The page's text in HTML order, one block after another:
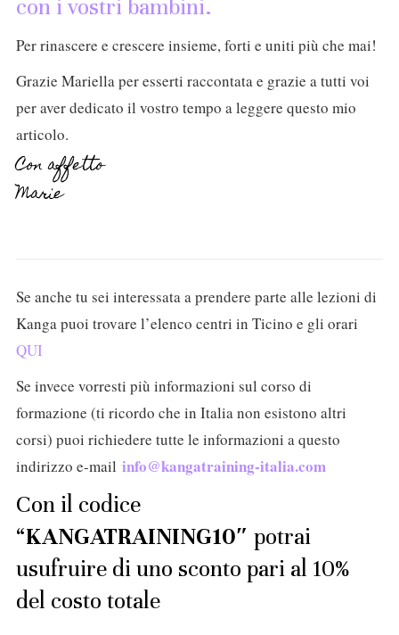
con i vostri bambini.
Per rinascere e crescere insieme, forti e uniti più che mai!
Grazie Mariella per esserti raccontata e grazie a tutti voi
per aver dedicato il vostro tempo a leggere questo mio
articolo.
Con affetto
Marie
Se anche tu sei interessata a prendere parte alle lezioni di
Kanga puoi trovare l’elenco centri in Ticino e gli orari
QUI
Se invece vorresti più informazioni sul corso di
formazione (ti ricordo che in Italia non esistono altri
corsi) puoi richiedere tutte le informazioni a questo
indirizzo e-mail info@kangatraining-italia.com
Con il codice
“KANGATRAINING10″ potrai
usufruire di uno sconto pari al 10%
del costo totale